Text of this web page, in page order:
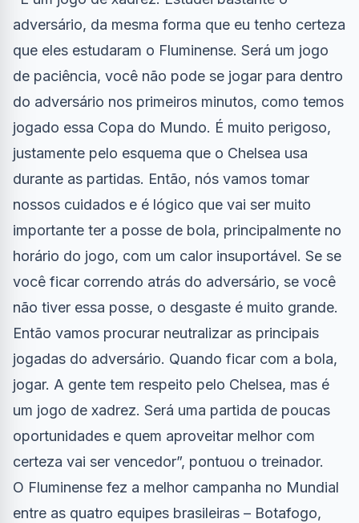
adversário, da mesma forma que eu tenho certeza
que eles estudaram o Fluminense. Será um jogo
de paciência, você não pode se jogar para dentro
do adversário nos primeiros minutos, como temos
jogado essa Copa do Mundo. É muito perigoso,
justamente pelo esquema que o Chelsea usa
durante as partidas. Então, nós vamos tomar
nossos cuidados e é lógico que vai ser muito
importante ter a posse de bola, principalmente no
horário do jogo, com um calor insuportável. Se se
você ficar correndo atrás do adversário, se você
não tiver essa posse, o desgaste é muito grande.
Então vamos procurar neutralizar as principais
jogadas do adversário. Quando ficar com a bola,
jogar. A gente tem respeito pelo Chelsea, mas é
um jogo de xadrez. Será uma partida de poucas
oportunidades e quem aproveitar melhor com
certeza vai ser vencedor”, pontuou o treinador.
O Fluminense fez a melhor campanha no Mundial
entre as quatro equipes brasileiras – Botafogo,